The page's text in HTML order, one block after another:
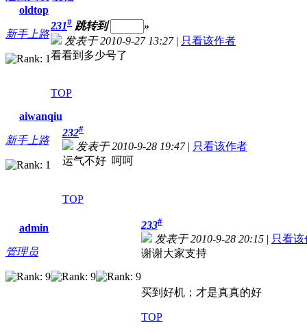
oldtop
新手上路
231# 跳转到
»
发表于 2010-9-27 13:27| 只看该作者
看看到多少号了
TOP
aiwanqiu
新手上路
232#
发表于 2010-9-28 19:47| 只看该作者
运气不好 呵呵
TOP
admin
管理员
233#
发表于 2010-9-28 20:15 | 只看该
谢谢大家支持
买到好机；才是真真的好
TOP